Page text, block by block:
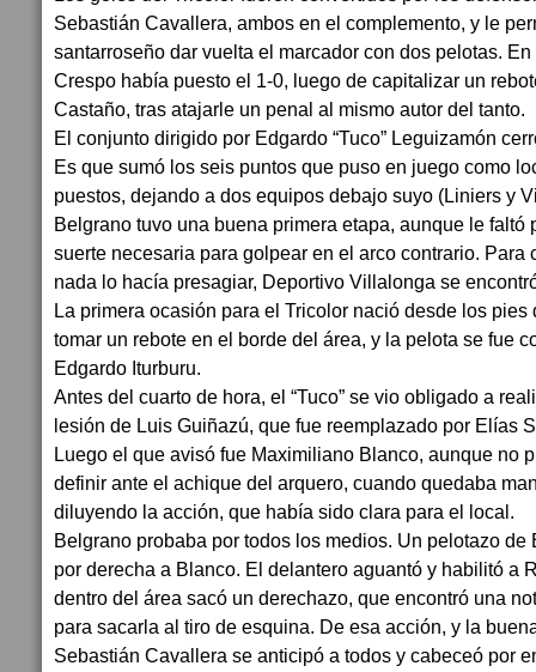
Sebastián Cavallera, ambos en el complemento, y le
santarroseño dar vuelta el marcador con dos pelotas.
Crespo había puesto el 1-0, luego de capitalizar un
Castaño, tras atajarle un penal al mismo autor del tanto.
El conjunto dirigido por Edgardo “Tuco” Leguizamón
Es que sumó los seis puntos que puso en juego como
puestos, dejando a dos equipos debajo suyo (Liniers y
Belgrano tuvo una buena primera etapa, aunque le faltó
suerte necesaria para golpear en el arco contrario. Para
nada lo hacía presagiar, Deportivo Villalonga se
La primera ocasión para el Tricolor nació desde los pies
tomar un rebote en el borde del área, y la pelota se fue
Edgardo Iturburu.
Antes del cuarto de hora, el “Tuco” se vio obligado a
lesión de Luis Guiñazú, que fue reemplazado por Elías
Luego el que avisó fue Maximiliano Blanco, aunque no
definir ante el achique del arquero, cuando quedaba
diluyendo la acción, que había sido clara para el local.
Belgrano probaba por todos los medios. Un pelotazo de
por derecha a Blanco. El delantero aguantó y habilitó a
dentro del área sacó un derechazo, que encontró una
para sacarla al tiro de esquina. De esa acción, y la
Sebastián Cavallera se anticipó a todos y cabeceó por